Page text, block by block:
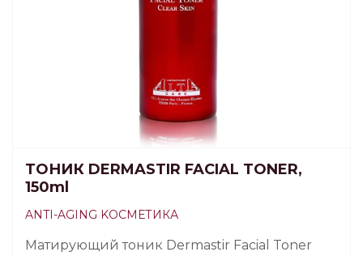
ТОНИК DERMASTIR FACIAL TONER,
150ml
ANTI-AGING KОСМЕТИКА
Матирующий тоник Dermastir Facial Toner